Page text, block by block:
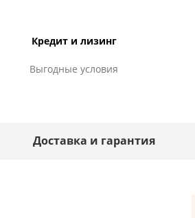
Кредит и лизинг
Выгодные условия
Доставка и гарантия